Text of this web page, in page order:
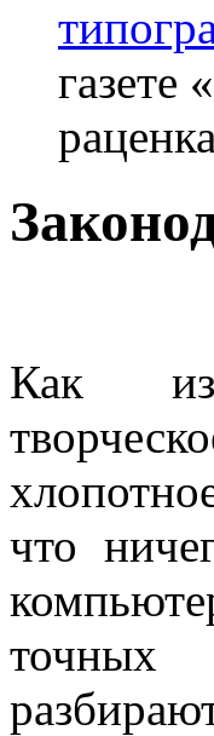
газете
Как
что